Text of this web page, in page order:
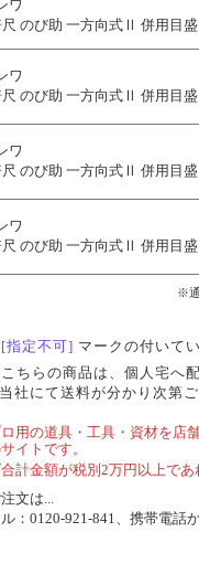
ワ
尺 のび助 一方向式Ⅱ 併用目
ワ
尺 のび助 一方向式Ⅱ 併用目
ワ
尺 のび助 一方向式Ⅱ 併用目
ワ
尺 のび助 一方向式Ⅱ 併用目
※
[指定不可] マークの付いて
ちらの商品は、個人宅へ
当社にて送料が分かり次第
用の道具・工具・資材を店
イトです。
計金額が税別2万円以上で
文は...
：0120-921-841、携帯電